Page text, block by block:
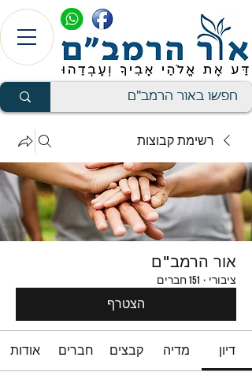
רשימת קבוצות
אור הרמב"ם
ציבורי · 151 חברים
הצטרף
דיון מדיה קבצים חברים אודות